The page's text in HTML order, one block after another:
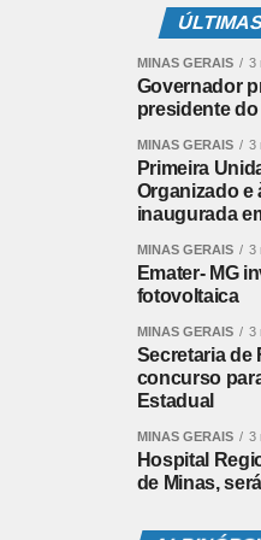
filme não tivesse um som
contada apenas pela cenas
Voltando à história,
em que a população negra
para a África com a
reparação histórica, o
Antônio, Capitu e André,
por Seu Jorge, Taís Araújo
a excelência aplicada por
desempenharem papeis
que não fossem
belissimamente
de uma indicação ao
papel de modo
comparação com a
de um Casamento, com a
MINAS GERAIS 3
Governador
presidente do
MINAS GERAIS 3
Primeira
Organizado e
inaugurada
MINAS GERAIS 3
Emater- MG
fotovoltaica
MINAS GERAIS 3
Secretaria de
concurso
Estadual
MINAS GERAIS 3
Hospital
de Minas,